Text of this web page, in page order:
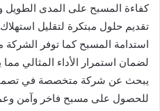
كفاءة المسبح على المدى
تقديم حلول مبتكرة لتقليل
استدامة المسبح كما توفر الشركة
لضمان استمرار الأداء المثالي مما
يبحث عن شركة متخصصة في
للحصول على مسبح فاخر وآمن